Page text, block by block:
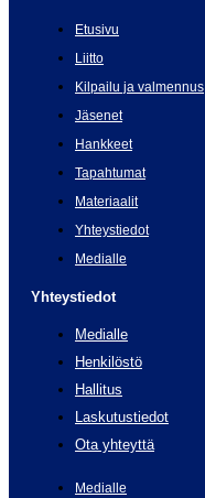
Etusivu
Liitto
Kilpailu ja valmennus
Jäsenet
Hankkeet
Tapahtumat
Materiaalit
Yhteystiedot
Medialle
Yhteystiedot
Medialle
Henkilöstö
Hallitus
Laskutustiedot
Ota yhteyttä
Medialle